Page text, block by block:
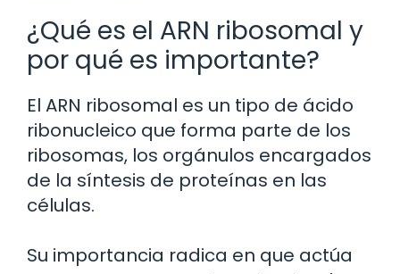
¿Qué es el ARN ribosomal y
por qué es importante?
El ARN ribosomal es un tipo de ácido
ribonucleico que forma parte de los
ribosomas, los orgánulos encargados
de la síntesis de proteínas en las
células.
Su importancia radica en que actúa